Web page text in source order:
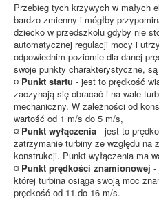
Przebieg tych krzywych w małych
bardzo zmienny i mógłby
dziecko w przedszkolu gdyby nie
automatycznej regulacji mocy i
odpowiednim poziomie dla danej
swoje punkty charakterystyczne,
¤ Punkt startu - jest to prędkość
zaczynają się obracać i na wale
mechaniczny. W zależności od
wartość od 1 m/s do 5 m/s,
¤ Punkt wyłączenia - jest to
zatrzymanie turbiny ze względu na
konstrukcji. Punkt wyłączenia ma
¤ Punkt prędkości znamionowej -
której turbina osiąga swoją moc
prędkość od 11 do 16 m/s.